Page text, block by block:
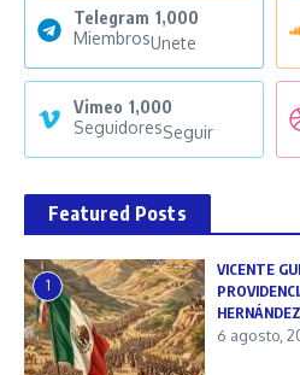
Telegram 1,000
MiembrosUnete
Vimeo 1,000
SeguidoresSeguir
Featured Posts
1
VICENTE
HERNÁNDEZ
6 agosto,